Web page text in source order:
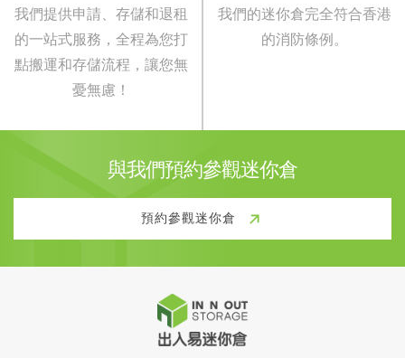
我們提供申請、存儲和退租
的一站式服務，全程為您打
點搬運和存儲流程，讓您無
憂無慮！
我們的迷你倉完全符合香港
的消防條例。
與我們預約參觀迷你倉
預約參觀迷你倉